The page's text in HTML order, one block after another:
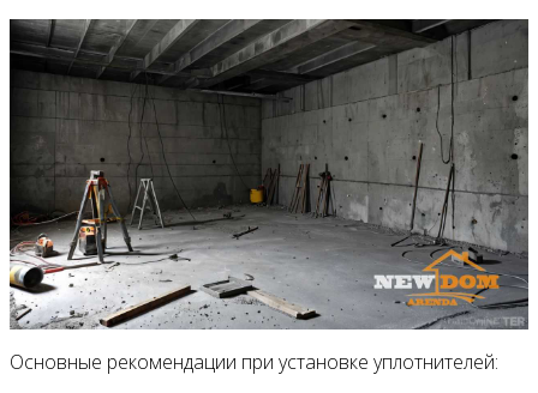
Основные рекомендации при установке уплотнителей: